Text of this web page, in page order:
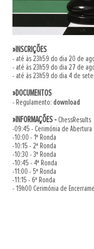
»INSCRIÇÕES
- até às 23h59 do dia 20 de
- até às 23h59 do dia 27 de
- até às 23h59 do dia 4 de
»DOCUMENTOS
- Regulamento: download
»INFORMAÇÕES -ChessResults
-09:45 - Cerimónia de Abertura
-10:00 - 1ª Ronda
-10:15 - 2ª Ronda
-10:30 - 3ª Ronda
-10:45 - 4ª Ronda
-11:00 - 5ª Ronda
-11:15 - 6ª Ronda
- 19h00 Cerimónia de